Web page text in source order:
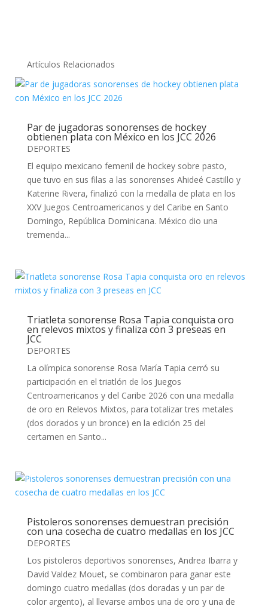
Artículos Relacionados
Par de jugadoras sonorenses de hockey
obtienen plata con México en los JCC 2026
DEPORTES
El equipo mexicano femenil de hockey sobre pasto,
que tuvo en sus filas a las sonorenses Ahideé Castillo y
Katerine Rivera, finalizó con la medalla de plata en los
XXV Juegos Centroamericanos y del Caribe en Santo
Domingo, República Dominicana. México dio una
tremenda...
Triatleta sonorense Rosa Tapia conquista oro
en relevos mixtos y finaliza con 3 preseas en
JCC
DEPORTES
La olímpica sonorense Rosa María Tapia cerró su
participación en el triatlón de los Juegos
Centroamericanos y del Caribe 2026 con una medalla
de oro en Relevos Mixtos, para totalizar tres metales
(dos dorados y un bronce) en la edición 25 del
certamen en Santo...
Pistoleros sonorenses demuestran precisión
con una cosecha de cuatro medallas en los JCC
DEPORTES
Los pistoleros deportivos sonorenses, Andrea Ibarra y
David Valdez Mouet, se combinaron para ganar este
domingo cuatro medallas (dos doradas y un par de
color argento), al llevarse ambos una de oro y una de